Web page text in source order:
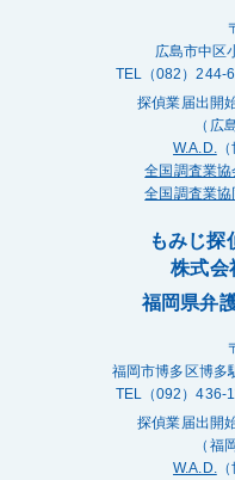
広島市中区
TEL（082）244-
探偵業届出開
（広
W.A.D.（
全国調査業協
全国調査業協
もみじ探
株式会
福岡県弁
福岡市博多区博多
TEL（092）436-
探偵業届出開
（福
W.A.D.（